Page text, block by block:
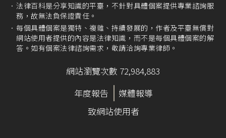
法律百科是分享知識的平臺，不針對具體個案提供專業諮詢服
務，故無法負保證責任。
每個具體個案是獨特、複雜、持續發展的，作者及平臺無償對
網站使用者提供的內容是法律知識，而不是每個具體個案的解
答。如有個案法律諮詢需求，敬請洽詢專業律師。
網站瀏覽次數 72,984,883
年度報告
媒體報導
致網站使用者